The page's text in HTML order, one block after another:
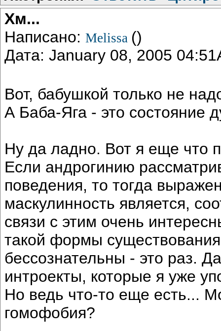
Хм...
Написано: Melissa ()
Дата: January 08, 2005
Вот, бабушкой только не
А Баба-Яга - это состояние
Ну да ладно. Вот я еще что
Если андрогинию
поведения, то тогда
маскулинность является,
связи с этим очень
такой формы
бессознательны - это раз.
интроекты, которые я уже
Но ведь что-то еще есть...
гомофобия?